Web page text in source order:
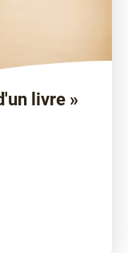
livre »